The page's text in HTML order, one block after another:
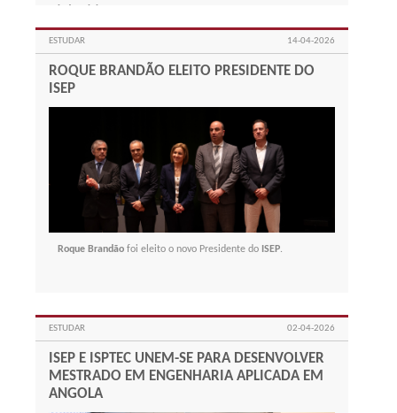
ESTUDAR 14-04-2026
ROQUE BRANDÃO ELEITO PRESIDENTE DO
ISEP
Roque Brandão foi eleito o novo Presidente do ISEP.
ESTUDAR 02-04-2026
ISEP E ISPTEC UNEM-SE PARA DESENVOLVER
MESTRADO EM ENGENHARIA APLICADA EM
ANGOLA